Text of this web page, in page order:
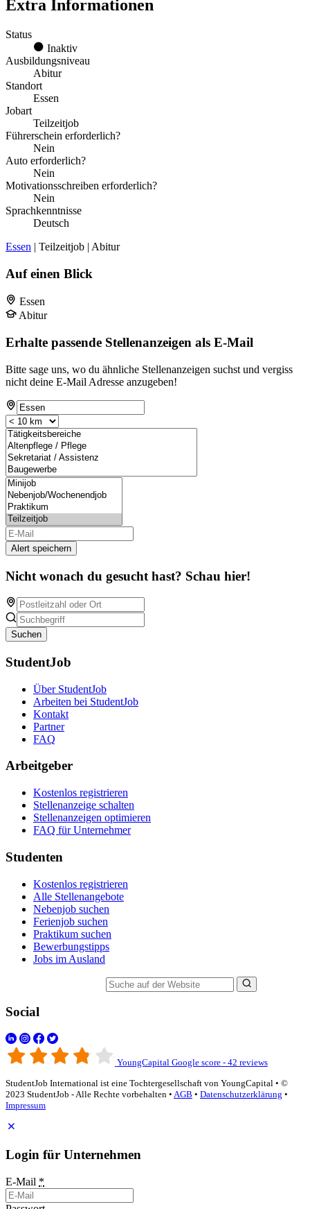
Extra Informationen
Status
Inaktiv
Ausbildungsniveau
Abitur
Standort
Essen
Jobart
Teilzeitjob
Führerschein erforderlich?
Nein
Auto erforderlich?
Nein
Motivationsschreiben erforderlich?
Nein
Sprachkenntnisse
Deutsch
Essen | Teilzeitjob | Abitur
Auf einen Blick
Essen
Abitur
Erhalte passende Stellenanzeigen als E-Mail
Bitte sage uns, wo du ähnliche Stellenanzeigen suchst und vergiss
nicht deine E-Mail Adresse anzugeben!
Alert speichern
Nicht wonach du gesucht hast? Schau hier!
Suchen
StudentJob
Über StudentJob
Arbeiten bei StudentJob
Kontakt
Partner
FAQ
Arbeitgeber
Kostenlos registrieren
Stellenanzeige schalten
Stellenanzeigen optimieren
FAQ für Unternehmer
Studenten
Kostenlos registrieren
Alle Stellenangebote
Nebenjob suchen
Ferienjob suchen
Praktikum suchen
Bewerbungstipps
Jobs im Ausland
Social
YoungCapital Google score - 42 reviews
StudentJob International ist eine Tochtergesellschaft von YoungCapital • ©
2023 StudentJob - Alle Rechte vorbehalten • AGB • Datenschutzerklärung •
Impressum
Login für Unternehmen
E-Mail *